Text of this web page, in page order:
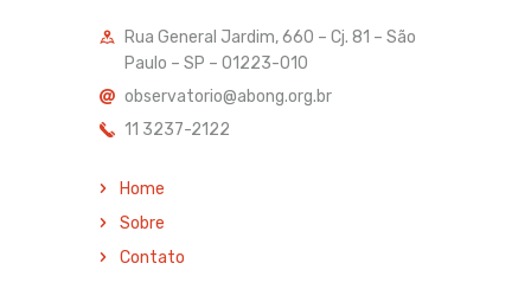
Rua General Jardim, 660 – Cj. 81 – São
Paulo – SP – 01223-010
observatorio@abong.org.br
11 3237-2122
Home
Sobre
Contato